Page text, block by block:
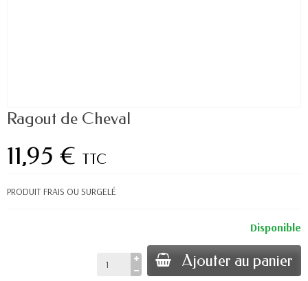
Ragout de Cheval
11,95 € TTC
PRODUIT FRAIS OU SURGELÉ
Disponible
Ajouter au panier